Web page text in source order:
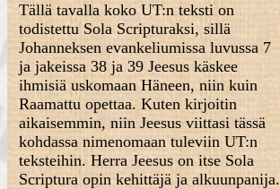
Tällä tavalla koko UT:n teksti on
todistettu Sola Scripturaksi, sillä
Johanneksen evankeliumissa luvussa 7
ja jakeissa 38 ja 39 Jeesus käskee
ihmisiä uskomaan Häneen, niin kuin
Raamattu opettaa. Kuten kirjoitin
aikaisemmin, niin Jeesus viittasi tässä
kohdassa nimenomaan tuleviin UT:n
teksteihin. Herra Jeesus on itse Sola
Scriptura opin kehittäjä ja alkuunpanija.